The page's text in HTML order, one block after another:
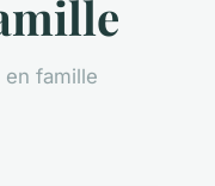
en famille